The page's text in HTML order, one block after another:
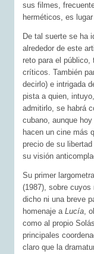
sus filmes,
herméticos, es
De tal suerte se ha
alrededor de este
reto para el
críticos. También
decirlo) e intrigada
pista a quien,
admitirlo, se habrá
cubano, aunque
hacen un cine más
precio de su
su visión
Su primer
(1987), sobre
dicho ni una breve
homenaje aLucía,
como al propio
principales
claro que la